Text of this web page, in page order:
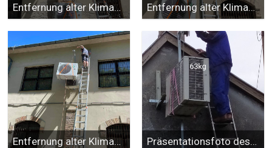
Entfernung alter Klimaanlagen Entfernung alter Klimaanlagen
Entfernung alter Klimaanlagen Präsentationsfoto des Herstellers